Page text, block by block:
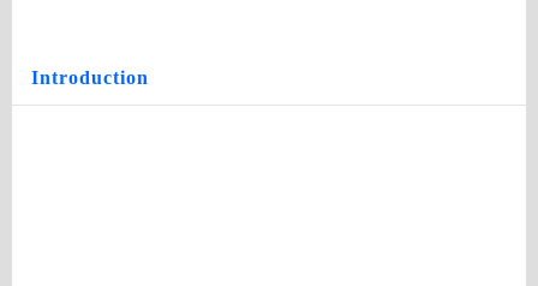
Introduction